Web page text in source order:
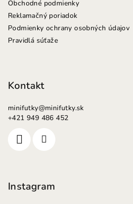
Obchodné podmienky
Reklamačný poriadok
Podmienky ochrany osobných údajov
Pravidlá súťaže
Kontakt
minifutky@minifutky.sk
+421 949 486 452
Instagram